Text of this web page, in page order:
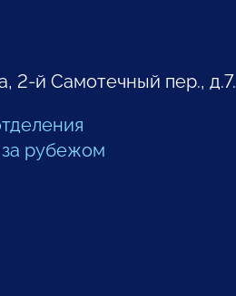
2-й Самотечный пер., д.7.
рубежом